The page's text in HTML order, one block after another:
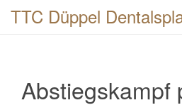
TTC Düppel
Abstiegskampf